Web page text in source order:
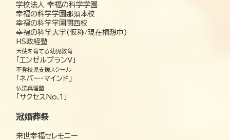
学校法人 幸福の科学学園
幸福の科学学園那須本校
幸福の科学学園関西校
幸福の科学大学(仮称/現在構想中)
HS政経塾
天使を育てる幼児教育
「エンゼルプランV」
不登校児支援スクール
「ネバー・マインド」
仏法真理塾
「サクセスNo.1」
冠婚葬祭
来世幸福セレモニー